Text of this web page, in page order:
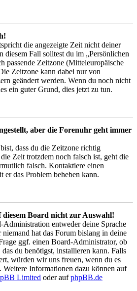
die angezeigte Zeit nicht deiner
diesem Fall solltest du im „Persönlichen
passende Zeitzone (Mitteleuropäische
Zeitzone kann dabei nur von
geändert werden. Wenn du noch nicht
ein guter Grund, dies jetzt zu tun.
aber die Forenuhr geht immer
dass du die Zeitzone richtig
Zeit trotzdem noch falsch ist, geht die
falsch. Kontaktiere einen
er das Problem beheben kann.
diesem Board nicht zur Auswahl!
Administration entweder deine Sprache
hat das Forum bislang in deine
ggf. einen Board-Administrator, ob
das du benötigst, installieren kann. Falls
würden wir uns freuen, wenn du es
Weitere Informationen dazu können auf
Limited oder aufphpBB.de